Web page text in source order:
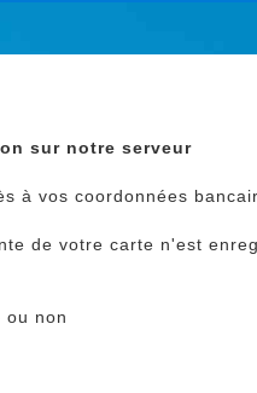
sur notre serveur
à vos coordonnées
de votre carte n'est
ou non